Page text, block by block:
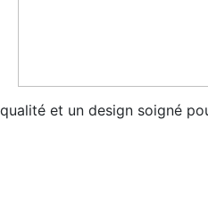
qualité et un design soigné